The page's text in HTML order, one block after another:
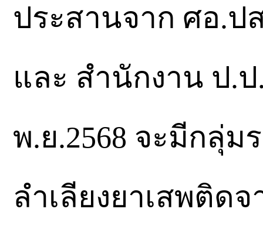
ประสานจาก ศอ.ป
และ สำนักงาน ป.
พ.ย.2568 จะมีกลุ่
ลำเลียงยาเสพติด